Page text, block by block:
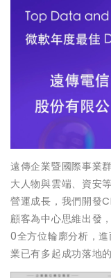
遠傳企業暨國際事業
大人物與雲端、資安
營運成長，我們開發
顧客為中心思維出發
0全方位輪廓分析，
業已有多起成功落地